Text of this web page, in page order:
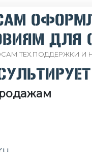
ДЛЯ
ТЕХ.ПОДДЕРЖКИ И